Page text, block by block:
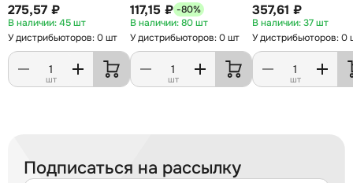
275,57 ₽
45 шт
У дистрибьюторов: 0 шт
шт
117,15 ₽ -80%
80 шт
У дистрибьюторов: 0 шт
шт
357,61 ₽
37 шт
У дистрибьюторов: 0
шт
Подписаться на рассылку